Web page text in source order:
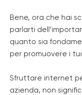
Bene, ora che hai
parlarti
quanto sia
per promuovere i
Sfruttare internet
azienda, non